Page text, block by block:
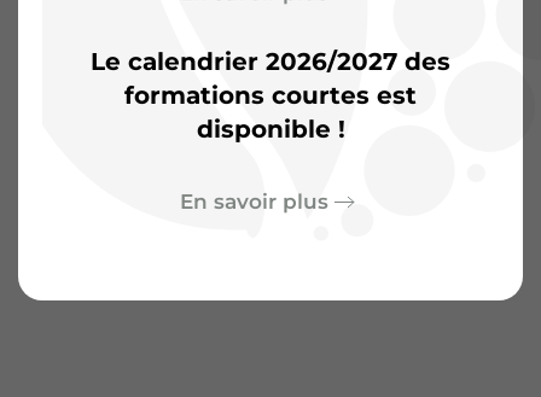
Le calendrier 2026/2027 des
formations courtes est
disponible !
En savoir plus